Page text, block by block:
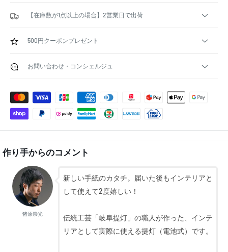
【在庫数が1点以上の場合】2営業日で出荷
500円クーポンプレゼント
お問い合わせ・コンシェルジュ
作り手からのコメント
猪原崇光
新しい手紙のカタチ。届いた後もインテリアと
して使えて2度嬉しい！
伝統工芸「岐阜提灯」の職人が作った、インテ
リアとして実際に使える提灯（電池式）です。